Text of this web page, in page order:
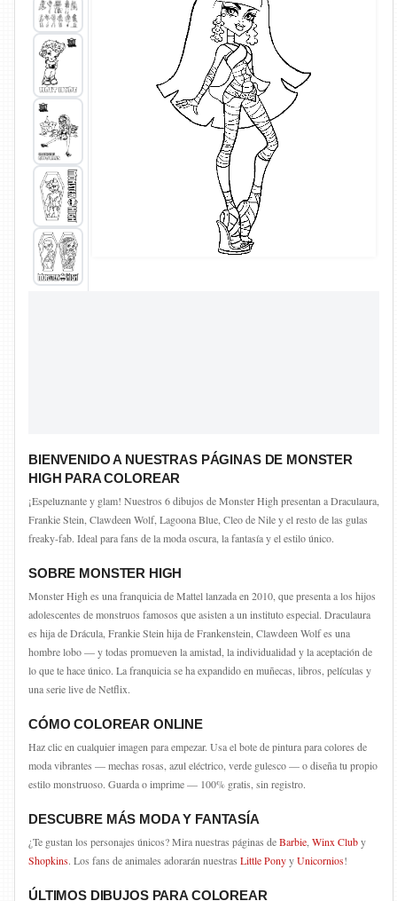
BIENVENIDO A NUESTRAS PÁGINAS DE MONSTER
HIGH PARA COLOREAR
¡Espeluznante y glam! Nuestros 6 dibujos de Monster High presentan a Draculaura,
Frankie Stein, Clawdeen Wolf, Lagoona Blue, Cleo de Nile y el resto de las gulas
freaky-fab. Ideal para fans de la moda oscura, la fantasía y el estilo único.
SOBRE MONSTER HIGH
Monster High es una franquicia de Mattel lanzada en 2010, que presenta a los hijos
adolescentes de monstruos famosos que asisten a un instituto especial. Draculaura
es hija de Drácula, Frankie Stein hija de Frankenstein, Clawdeen Wolf es una
hombre lobo — y todas promueven la amistad, la individualidad y la aceptación de
lo que te hace único. La franquicia se ha expandido en muñecas, libros, películas y
una serie live de Netflix.
CÓMO COLOREAR ONLINE
Haz clic en cualquier imagen para empezar. Usa el bote de pintura para colores de
moda vibrantes — mechas rosas, azul eléctrico, verde gulesco — o diseña tu propio
estilo monstruoso. Guarda o imprime — 100% gratis, sin registro.
DESCUBRE MÁS MODA Y FANTASÍA
¿Te gustan los personajes únicos? Mira nuestras páginas deBarbie Winx Cluby
Shopkins. Los fans de animales adorarán nuestras Little PonyyUnicornios!
ÚLTIMOS DIBUJOS PARA COLOREAR